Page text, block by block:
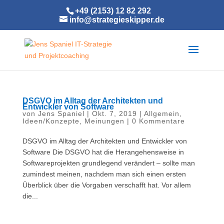
+49 (2153) 12 82 292
info@strategieskipper.de
DSGVO im Alltag der Architekten und
Entwickler von Software
von Jens Spaniel | Okt. 7, 2019 | Allgemein
Ideen/Konzepte
Meinungen | 0 Kommentare
DSGVO im Alltag der Architekten und Entwickler von
Software Die DSGVO hat die Herangehensweise in
Softwareprojekten grundlegend verändert – sollte man
zumindest meinen, nachdem man sich einen ersten
Überblick über die Vorgaben verschafft hat. Vor allem
die...